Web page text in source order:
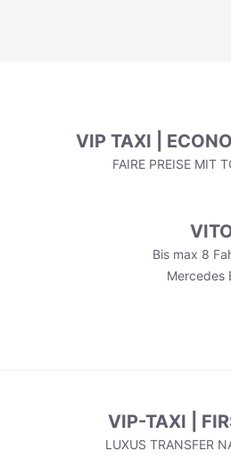
VIP TAXI |
FAIRE PREISE MIT
Bis max 8
Mercedes
VIP-TAXI |
LUXUS TRANSFER